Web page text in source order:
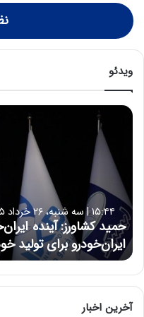
ویدئو
ح
ش
ا
و
ر
ز
:
آ
ی
ن
۱۵:۴۴ | سه شنبه، ۲۶ خرداد ۱۴۰۵
حمید کشاورز: آینده
ایران‌خودرو برای تولید
آخرین اخبار